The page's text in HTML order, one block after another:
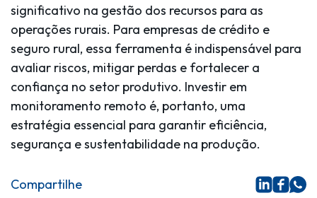
significativo na gestão dos recursos para as
operações rurais. Para empresas de crédito e
seguro rural, essa ferramenta é indispensável para
avaliar riscos, mitigar perdas e fortalecer a
confiança no setor produtivo. Investir em
monitoramento remoto é, portanto, uma
estratégia essencial para garantir eficiência,
segurança e sustentabilidade na produção.
Compartilhe